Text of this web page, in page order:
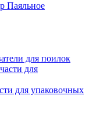
Паяльное
для поилок
для упаковочных